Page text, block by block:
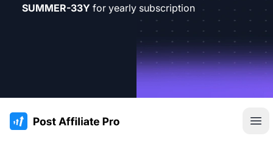
SUMMER-33Y for yearly subscription
:site.title